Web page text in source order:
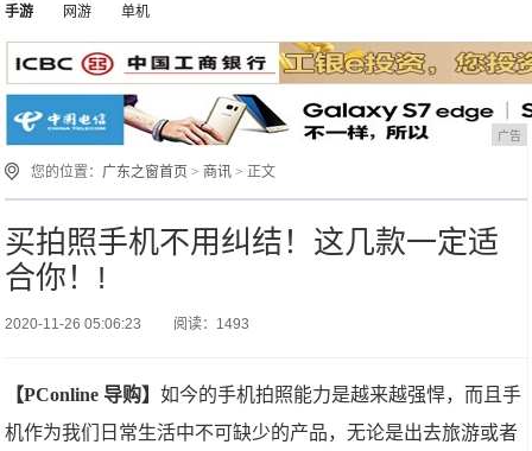
手游
网游 单机
广告
您的位置： 广东之窗首页 > 商讯 > 正文
买拍照手机不用纠结！这几款一定适
合你！!
2020-11-26 05:06:23 阅读：1493
【PConline 导购】如今的手机拍照能力是越来越强悍，而且手
机作为我们日常生活中不可缺少的产品，无论是出去旅游或者